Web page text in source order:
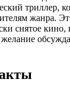
триллер,
жанра.
снятое кино,